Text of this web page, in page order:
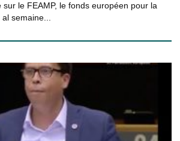
sur le FEAMP, le fonds européen pour la
semaine...